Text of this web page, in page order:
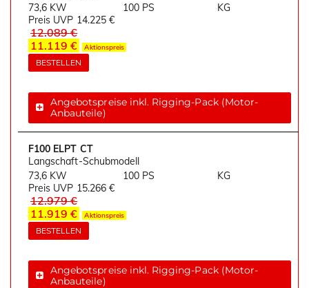
73,6 KW
100 PS
KG
Preis UVP 14.225 €
12.089 €
11.119 €
Aktionspreis
BESTELLEN
Angebotspreise inkl. Rigging-Pack (Motor-
Anbauteile)
F100 ELPT CT
Langschaft-Schubmodell
73,6 KW
100 PS
KG
Preis UVP 15.266 €
12.979 €
11.919 €
Aktionspreis
BESTELLEN
Angebotspreise inkl. Rigging-Pack (Motor-
Anbauteile)